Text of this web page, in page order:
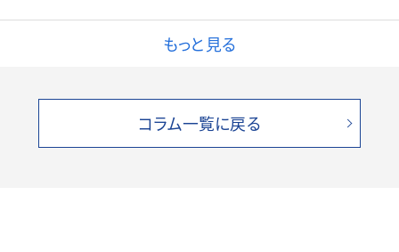
もっと見る
コラム一覧に戻る